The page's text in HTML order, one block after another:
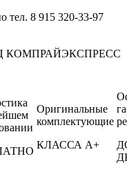
тел. 8 915 320-33-97
КОМПРАЙЭКСПРЕСС
Оригинальные
комплектующие
КЛАССА A+